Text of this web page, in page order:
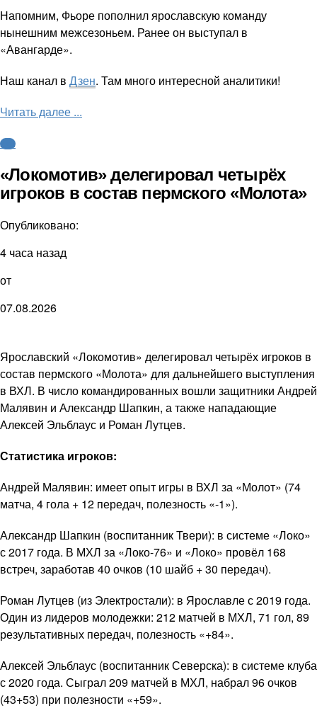
Напомним, Фьоре пополнил ярославскую команду
нынешним межсезоньем. Ранее он выступал в
«Авангарде».
Наш канал в Дзен. Там много интересной аналитики!
Читать далее ...
КХЛ
«Локомотив» делегировал четырёх
игроков в состав пермского «Молота»
Опубликовано:
4 часа назад
от
07.08.2026
Ярославский «Локомотив» делегировал четырёх игроков в
состав пермского «Молота» для дальнейшего выступления
в ВХЛ. В число командированных вошли защитники Андрей
Малявин и Александр Шапкин, а также нападающие
Алексей Эльблаус и Роман Лутцев.
Статистика игроков:
Андрей Малявин: имеет опыт игры в ВХЛ за «Молот» (74
матча, 4 гола + 12 передач, полезность «-1»).
Александр Шапкин (воспитанник Твери): в системе «Локо»
с 2017 года. В МХЛ за «Локо-76» и «Локо» провёл 168
встреч, заработав 40 очков (10 шайб + 30 передач).
Роман Лутцев (из Электростали): в Ярославле с 2019 года.
Один из лидеров молодежки: 212 матчей в МХЛ, 71 гол, 89
результативных передач, полезность «+84».
Алексей Эльблаус (воспитанник Северска): в системе клуба
с 2020 года. Сыграл 209 матчей в МХЛ, набрал 96 очков
(43+53) при полезности «+59».